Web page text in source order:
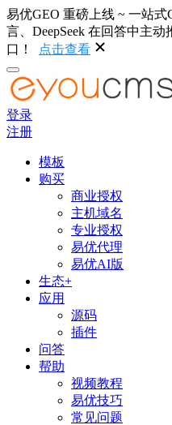
易优GEO 重磅上线 ~ 一站
言、DeepSeek 在回答中主
口！
点击查看
登录
注册
模板
购买
商业授权
主机域名
专业授权
易优代理
易优AI版
生态+
应用
源码
插件
问答
帮助
视频教程
易优技巧
常见问题